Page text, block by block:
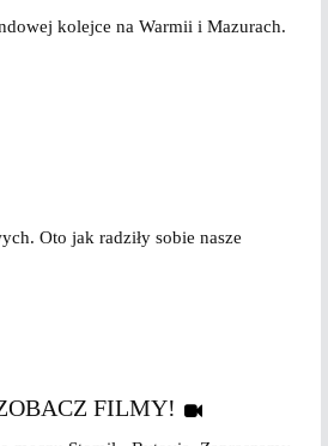
kolejce na Warmii i Mazurach.
Oto jak radziły sobie nasze
FILMY!